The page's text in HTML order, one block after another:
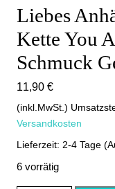
Liebes
Kette You
Schmuck
11,90 €
(inkl.MwSt.)
Versandkosten
Lieferzeit: 2-4 Tage
6 vorrätig